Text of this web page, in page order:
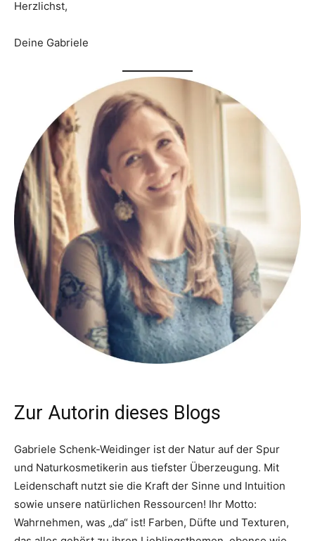
Herzlichst,
Deine Gabriele
Zur Autorin dieses Blogs
Gabriele Schenk-Weidinger ist der Natur auf der Spur
und Naturkosmetikerin aus tiefster Überzeugung. Mit
Leidenschaft nutzt sie die Kraft der Sinne und Intuition
sowie unsere natürlichen Ressourcen! Ihr Motto:
Wahrnehmen, was „da“ ist! Farben, Düfte und Texturen,